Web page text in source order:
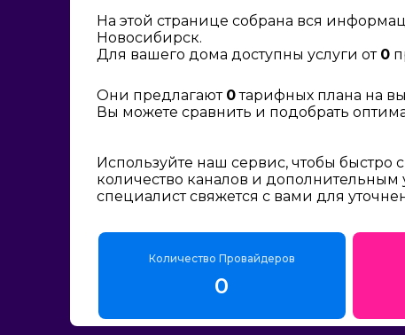
На этой странице собрана вся
Новосибирск.
Для вашего дома доступны услуги от 0
Они предлагают 0тарифных плана на
Вы можете сравнить и подобрать
Используйте наш сервис, чтобы
количество каналов и дополнительным
специалист свяжется с вами для
Количество Провайдеров
0